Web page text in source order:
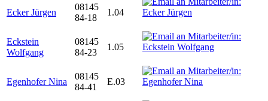
Ecker Jürgen
08145
84-18
1.04
Eckstein
Wolfgang
08145
84-23
1.05
Egenhofer Nina
08145
84-41
E.03